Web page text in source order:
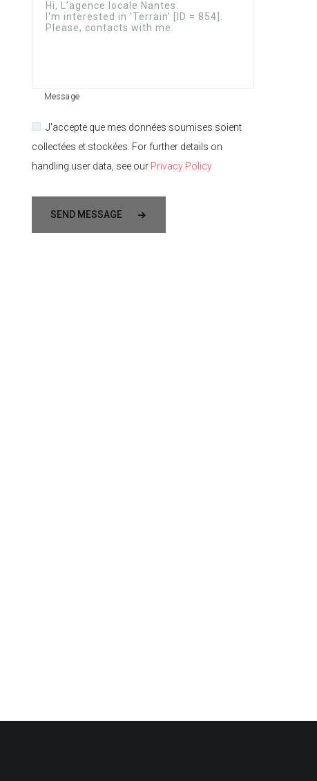
Message
J'accepte que mes données soumises soient
collectées et stockées. For further details on
handling user data, see our Privacy Policy
SEND MESSAGE